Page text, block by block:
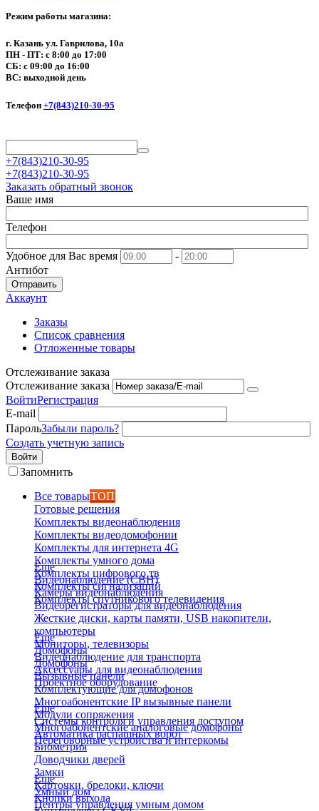
Режим работы магазина:
г. Казань ул. Гаврилова, 10а
ПН - ПТ: с 8:00 до 17:00
СБ: с 09:00 до 16:00
ВС: выходной день
Телефон +7(843)210-30-95
+7(843)210-30-95
+7(843)210-30-95
Заказать обратный звонок
Ваше имя
Телефон
Удобное для Вас время
-
Антибот
Отправить
Аккаунт
Заказы
Список сравнения
Отложенные товары
Отслеживание заказа
Отслеживание заказа
ВойтиРегистрация
E-mail
ПарольЗабыли пароль?
Создать учетную запись
Войти
Запомнить
Все товарыТОП
Готовые решения
Комплекты видеонаблюдения
Комплекты видеодомофонии
Комплекты для интернета 4G
Комплекты умного дома
Комплекты цифрового тв
Комплекты сигнализаций
Комплекты спутникового телевидения
Еще
Видеонаблюдение (СВН)
Камеры видеонаблюдения
Видеорегистраторы для видеонаблюдения
Жесткие диски, карты памяти, USB накопители,
компьютеры
Мониторы, телевизоры
Видеонаблюдение для транспорта
Аксессуары для видеонаблюдения
Проектное оборудование
Еще
Домофоны
Домофоны
Вызывные панели
Комплектующие для домофонов
Многоабонентские IP вызывные панели
Модули сопряжения
Многоабонентские аналоговые домофоны
Переговорные устройства и интеркомы
Еще
Системы контроля и управления доступом
Автоматика распашных ворот
Биометрия
Доводчики дверей
Замки
Карточки, брелоки, ключи
Кнопки выхода
Еще
Умный дом
Центры управления умным домом